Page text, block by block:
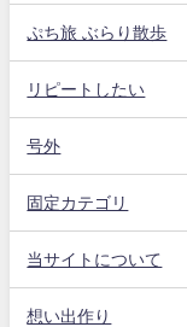
ぷち旅 ぶらり散歩
リピートしたい
号外
固定カテゴリ
当サイトについて
想い出作り